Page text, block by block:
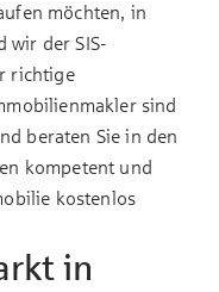
möchten, in
wir der SIS-
richtige
sind
beraten Sie in den
kompetent und
kostenlos
in